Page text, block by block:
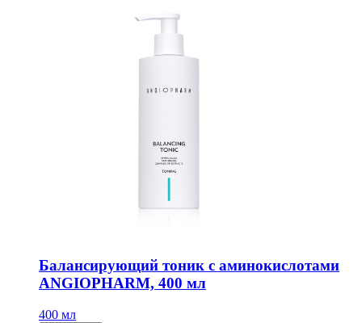
Балансирующий тоник с аминокислотами
ANGIOPHARM, 400 мл
400 мл